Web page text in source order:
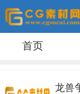
首页
龙兽